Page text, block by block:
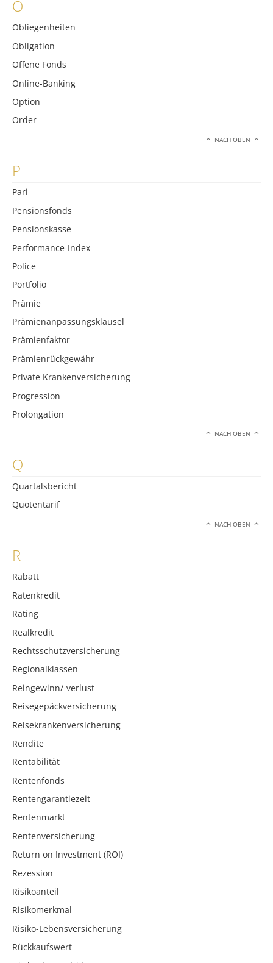
O
Obliegenheiten
Obligation
Offene Fonds
Online-Banking
Option
Order
NACH OBEN
P
Pari
Pensionsfonds
Pensionskasse
Performance-Index
Police
Portfolio
Prämie
Prämienanpassungsklausel
Prämienfaktor
Prämienrückgewähr
Private Krankenversicherung
Progression
Prolongation
NACH OBEN
Q
Quartalsbericht
Quotentarif
NACH OBEN
R
Rabatt
Ratenkredit
Rating
Realkredit
Rechtsschutzversicherung
Regionalklassen
Reingewinn/-verlust
Reisegepäckversicherung
Reisekrankenversicherung
Rendite
Rentabilität
Rentenfonds
Rentengarantiezeit
Rentenmarkt
Rentenversicherung
Return on Investment (ROI)
Rezession
Risikoanteil
Risikomerkmal
Risiko-Lebensversicherung
Rückkaufswert